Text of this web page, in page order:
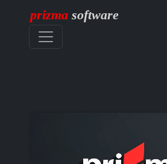
prizma software